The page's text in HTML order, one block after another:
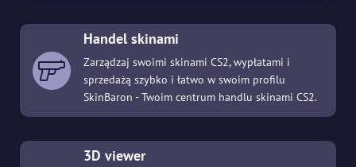
Handel skinami
Zarządzaj swoimi skinami CS2, wypłatami i
sprzedażą szybko i łatwo w swoim profilu
SkinBaron - Twoim centrum handlu skinami CS2.
3D viewer